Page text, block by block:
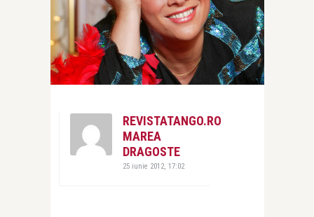
REVISTATANGO.RO
MAREA
DRAGOSTE
25 iunie 2012, 17:02